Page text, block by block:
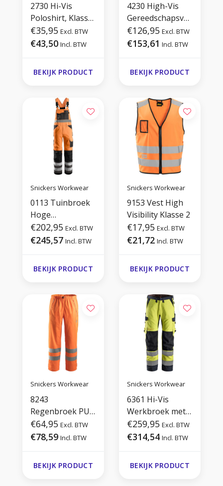
2730 Hi-Vis
Poloshirt, Klasse
2
€35,95 Excl. BTW
€43,50 Incl. BTW
BEKIJK PRODUCT
4230 High-Vis
Gereedschapsves
t Klasse 1
€126,95 Excl. BTW
€153,61 Incl. BTW
BEKIJK PRODUCT
Snickers Workwear
0113 Tuinbroek
Hoge
Zichtbaarheid
Klasse 2
€202,95 Excl. BTW
€245,57 Incl. BTW
BEKIJK PRODUCT
Snickers Workwear
9153 Vest High
Visibility Klasse 2
€17,95 Excl. BTW
€21,72 Incl. BTW
BEKIJK PRODUCT
Snickers Workwear
8243
Regenbroek PU
High Vis Klasse 2
€64,95 Excl. BTW
€78,59 Incl. BTW
BEKIJK PRODUCT
Snickers Workwear
6361 Hi-Vis
Werkbroek met
Symmetrische
Zakken
€259,95 Excl. BTW
€314,54 Incl. BTW
BEKIJK PRODUCT